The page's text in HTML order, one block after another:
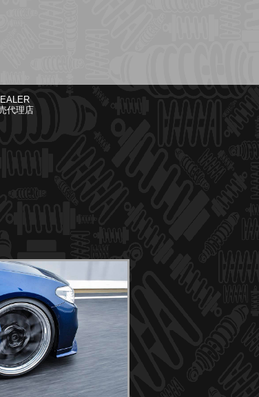
代理店